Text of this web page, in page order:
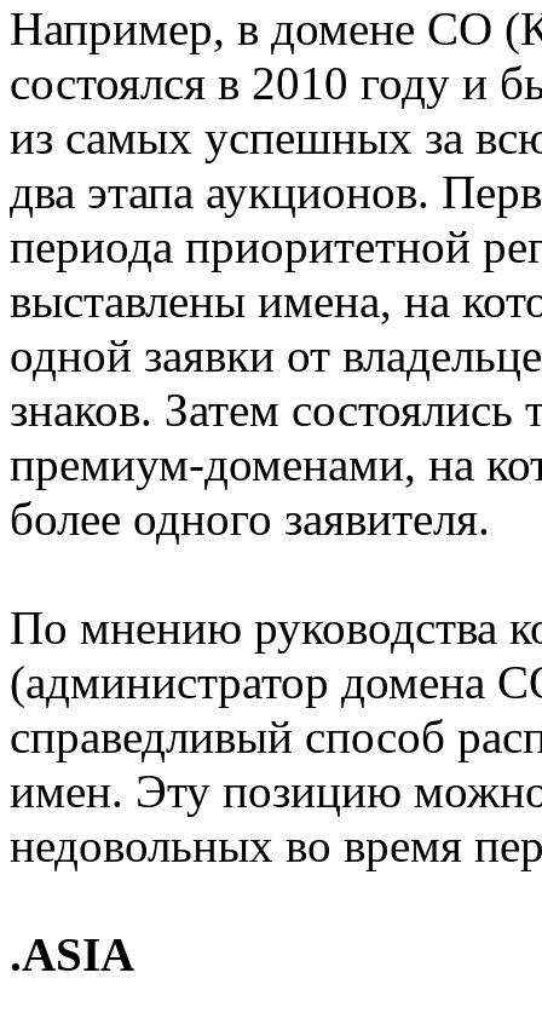
Например, в домене CO
состоялся в 2010 году и
из самых успешных за
два этапа аукционов.
периода приоритетной
выставлены имена, на
одной заявки от
знаков. Затем состоялись
премиум-доменами, на
более одного заявителя.
По мнению руководства
(администратор домена
справедливый способ
имен. Эту позицию можно
недовольных во время
.ASIA